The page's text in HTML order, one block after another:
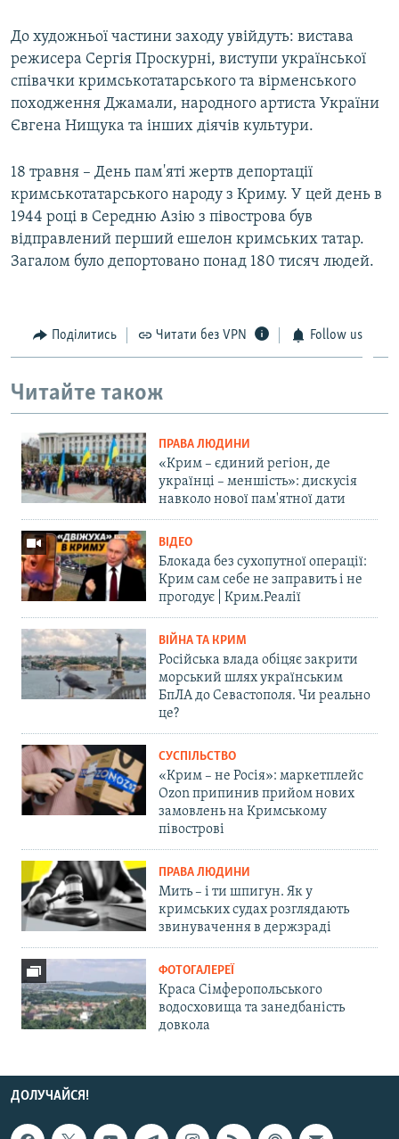
До художньої частини заходу увійдуть: вистава
режисера Сергія Проскурні, виступи української
співачки кримськотатарського та вірменського
походження Джамали, народного артиста України
Євгена Нищука та інших діячів культури.
18 травня – День пам'яті жертв депортації
кримськотатарського народу з Криму. У цей день в
1944 році в Середню Азію з півострова був
відправлений перший ешелон кримських татар.
Загалом було депортовано понад 180 тисяч людей.
Поділитись Читати без VPN Follow us
Читайте також
ПРАВА ЛЮДИНИ
«Крим – єдиний регіон, де
українці – меншість»: дискусія
навколо нової пам'ятної дати
ВІДЕО
Блокада без сухопутної операції:
Крим сам себе не заправить і не
прогодує | Крим.Реалії
ВІЙНА ТА КРИМ
Російська влада обіцяє закрити
морський шлях українським
БпЛА до Севастополя. Чи реально
це?
СУСПІЛЬСТВО
«Крим – не Росія»: маркетплейс
Ozon припинив прийом нових
замовлень на Кримському
півострові
ПРАВА ЛЮДИНИ
Мить – і ти шпигун. Як у
кримських судах розглядають
звинувачення в держзраді
ФОТОГАЛЕРЕЇ
Краса Сімферопольського
водосховища та занедбаність
довкола
ДОЛУЧАЙСЯ!